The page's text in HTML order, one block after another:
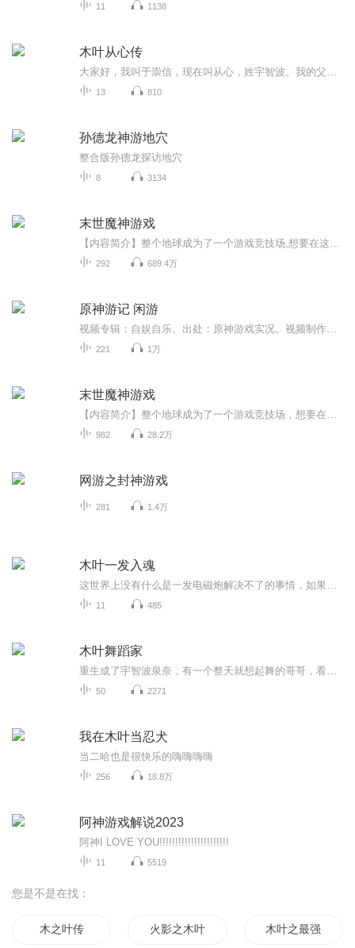
11 1138
木叶从心传
13 810
孙德龙神游地穴
整合版孙德龙探访地穴
8 3134
末世魔神游戏
292 689.4万
原神游记 闲游
221 1万
末世魔神游戏
982 28.2万
网游之封神游戏
281 1.4万
木叶一发入魂
11 485
木叶舞蹈家
50 2271
我在木叶当忍犬
当二哈也是很快乐的嗨嗨嗨嗨
256 18.8万
阿神游戏解说2023
阿神I LOVE YOU!!!!!!!!!!!!!!!!!!!!!!
11 5519
您是不是在找：
木之叶传 火影之木叶代影 木叶之最强女帝